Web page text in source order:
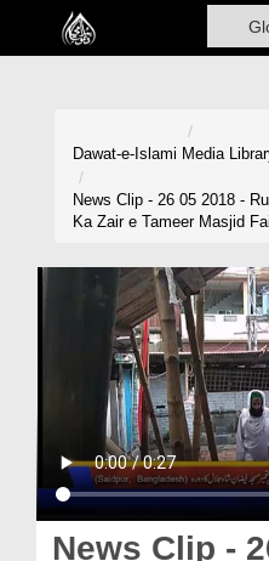
Home
Volunteer Portal
Magazine
Departments
Dawat-e-Islami Media
News Clip - 26 05 2018 -
Ka Zair e Tameer Masjid
News Clip -